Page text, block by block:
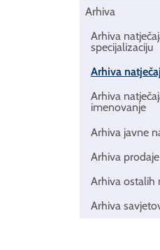
Arhiva
Arhiva
specijalizaciju
Arhiva
Arhiva
imenovanje
Arhiva javne
Arhiva prodaje
Arhiva ostalih
Arhiva